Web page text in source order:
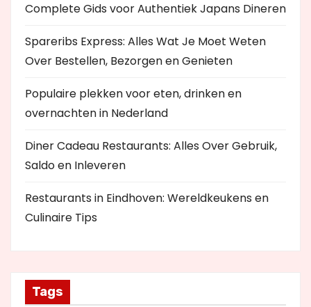
Complete Gids voor Authentiek Japans Dineren
Spareribs Express: Alles Wat Je Moet Weten
Over Bestellen, Bezorgen en Genieten
Populaire plekken voor eten, drinken en
overnachten in Nederland
Diner Cadeau Restaurants: Alles Over Gebruik,
Saldo en Inleveren
Restaurants in Eindhoven: Wereldkeukens en
Culinaire Tips
Tags